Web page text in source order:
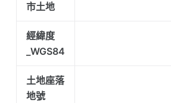
市土地
經緯度
_WGS84
土地座落
地號